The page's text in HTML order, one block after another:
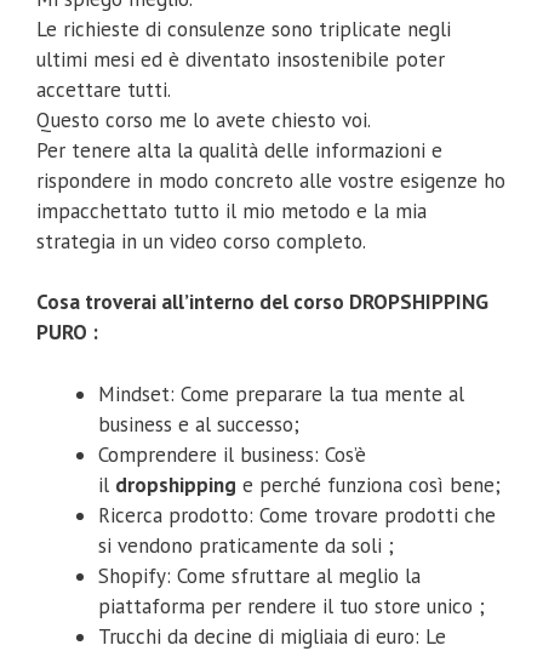
Le richieste di consulenze sono triplicate negli
ultimi mesi ed è diventato insostenibile poter
accettare tutti.
Questo corso me lo avete chiesto voi.
Per tenere alta la qualità delle informazioni e
rispondere in modo concreto alle vostre esigenze ho
impacchettato tutto il mio metodo e la mia
strategia in un video corso completo.
Cosa troverai all’interno del corso DROPSHIPPING
PURO :
Mindset: Come preparare la tua mente al
business e al successo;
Comprendere il business: Cos’è
il dropshipping e perché funziona così bene;
Ricerca prodotto: Come trovare prodotti che
si vendono praticamente da soli ;
Shopify: Come sfruttare al meglio la
piattaforma per rendere il tuo store unico ;
Trucchi da decine di migliaia di euro: Le